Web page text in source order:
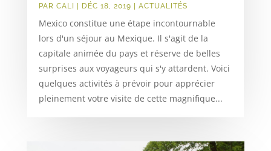
PAR CALI | DÉC 18, 2019 | ACTUALITÉS
Mexico constitue une étape incontournable
lors d'un séjour au Mexique. Il s'agit de la
capitale animée du pays et réserve de belles
surprises aux voyageurs qui s'y attardent. Voici
quelques activités à prévoir pour apprécier
pleinement votre visite de cette magnifique...